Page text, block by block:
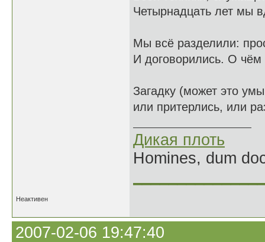
Четырнадцать лет мы
Мы всё разделили:
И договорились. О чём
Загадку (может это
или притерлись, или
Дикая плоть
Homines, dum
Неактивен
2007-02-06 19:47:40